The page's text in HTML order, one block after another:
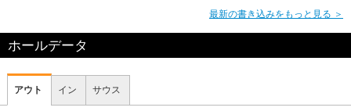
最新の書き込みをもっと見る ＞
ホールデータ
アウト イン サウス